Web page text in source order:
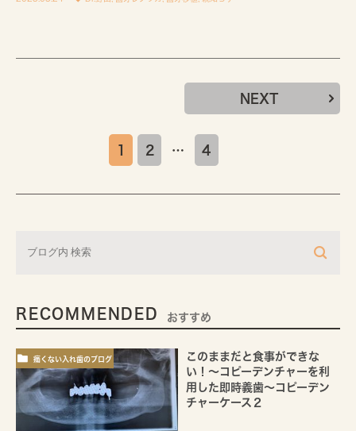
1 2 … 4
NEXT
RECOMMENDED おすすめ
痛くない入れ歯のブログ
このままだと食事ができな
い！～コピーデンチャーを利
用した即時義歯～コピーデン
チャーケース２